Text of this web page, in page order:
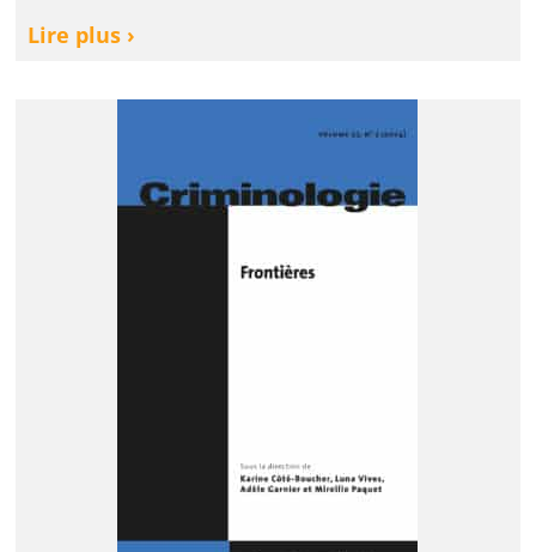
Lire plus ›